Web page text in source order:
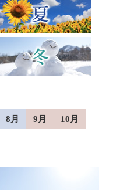
8月 9月 10月